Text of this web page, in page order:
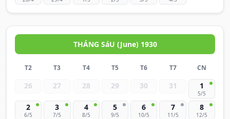
THÁNG SáU (June) 1930
T2 T3 T4 T5 T6 T7 CN
26 27 28 29 30 31 1
5/5
2
6/5
3
7/5
4
8/5
5
9/5
6
10/5
7
11/5
8
12/5